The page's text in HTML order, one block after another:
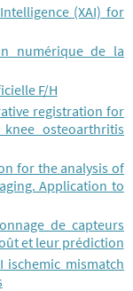
(XAI) for
numérique de la
F/H
registration for
osteoarthritis
for the analysis of
Application to
de capteurs
et leur prédiction
ischemic mismatch